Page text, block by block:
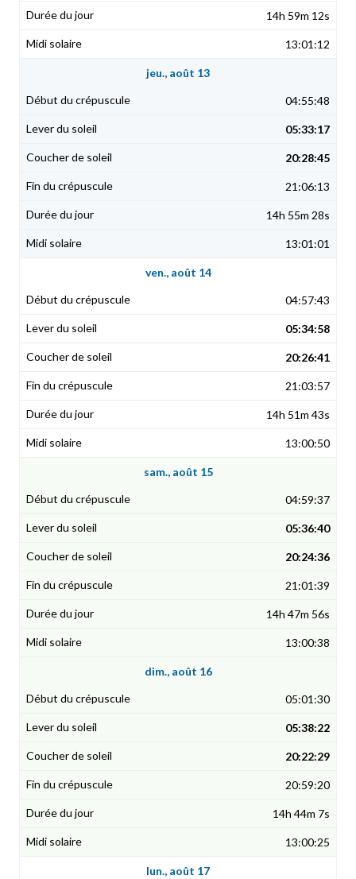
14h 59m 12s
13:01:12
jeu., août 13
04:55:48
05:33:17
20:28:45
21:06:13
14h 55m 28s
13:01:01
ven., août 14
04:57:43
05:34:58
20:26:41
21:03:57
14h 51m 43s
13:00:50
sam., août 15
04:59:37
05:36:40
20:24:36
21:01:39
14h 47m 56s
13:00:38
dim., août 16
05:01:30
05:38:22
20:22:29
20:59:20
14h 44m 7s
13:00:25
lun., août 17